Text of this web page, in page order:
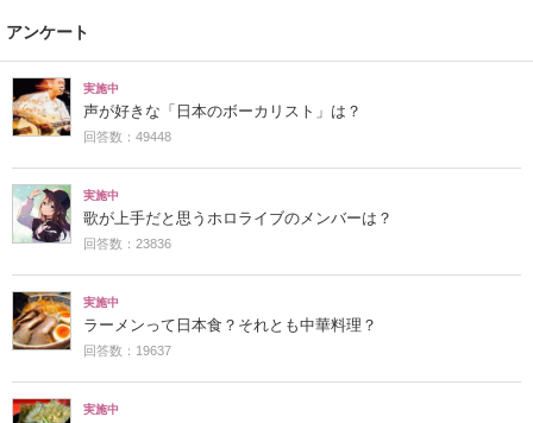
アンケート
実施中
声が好きな「日本のボーカリスト」は？
回答数：49448
実施中
歌が上手だと思うホロライブのメンバーは？
回答数：23836
実施中
ラーメンって日本食？それとも中華料理？
回答数：19637
実施中